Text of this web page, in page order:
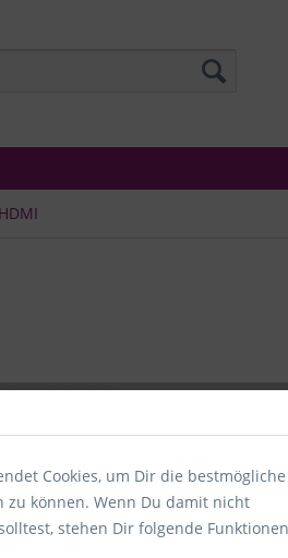
HDMI
in
Ämter.
Cookies, um Dir die bestmögliche
zu können. Wenn Du damit nicht
stehen Dir folgende